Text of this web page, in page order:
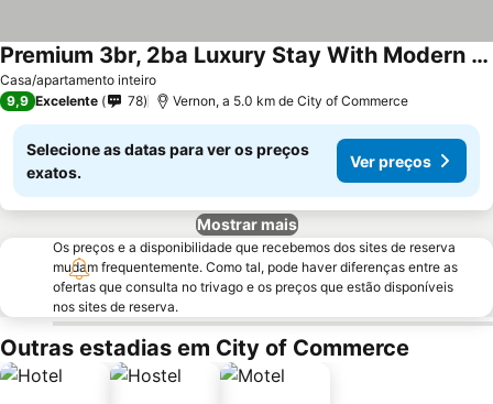
Casa/apartamento inteiro
Premium 3br, 2ba Luxury Stay With Modern Amenities
9,9 Excelente 78 Vernon, a 5.0 km de City of Commerce
Selecione as datas para ver os preços
exatos.
Ver preços
Mostrar mais
Os preços e a disponibilidade que recebemos dos sites de reserva
mudam frequentemente. Como tal, pode haver diferenças entre as
ofertas que consulta no trivago e os preços que estão disponíveis
nos sites de reserva.
Outras estadias em City of Commerce